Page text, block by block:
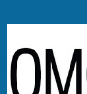
come area
molto importante per la
Marsiglia ha il porto in
Napoli e le banlieu
rapporto della DCSA è
sudamerica, in